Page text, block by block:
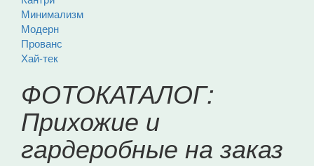
Минимализм
Модерн
Прованс
Хай-тек
ФОТОКАТАЛОГ:
Прихожие и
гардеробные на заказ